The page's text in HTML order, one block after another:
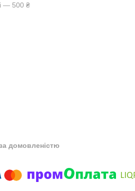
— 500 ₴
домовленістю